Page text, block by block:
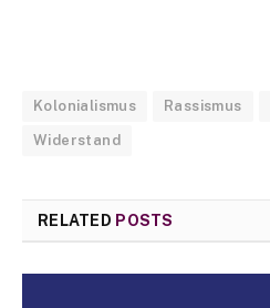
Kolonialismus Rassismus
Widerstand
RELATED POSTS